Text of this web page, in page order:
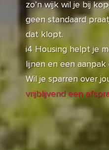
zo’n wijk wil je bij
geen standaard
dat klopt.
i4 Housing helpt je
lijnen en een
Wil je sparren over
vrijblijvend een